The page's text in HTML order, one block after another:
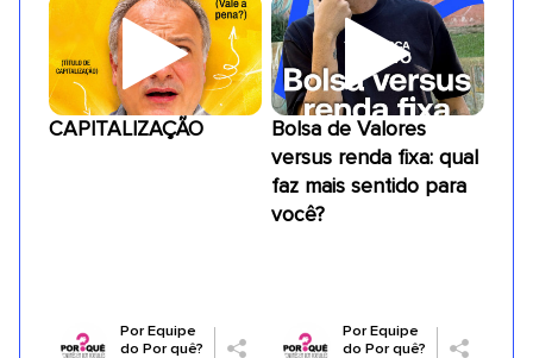
CAPITALIZAÇÃO
PorEquipe
do Por quê?
Bolsa de Valores
versus renda fixa: qual
faz mais sentido para
você?
PorEquipe
do Por quê?